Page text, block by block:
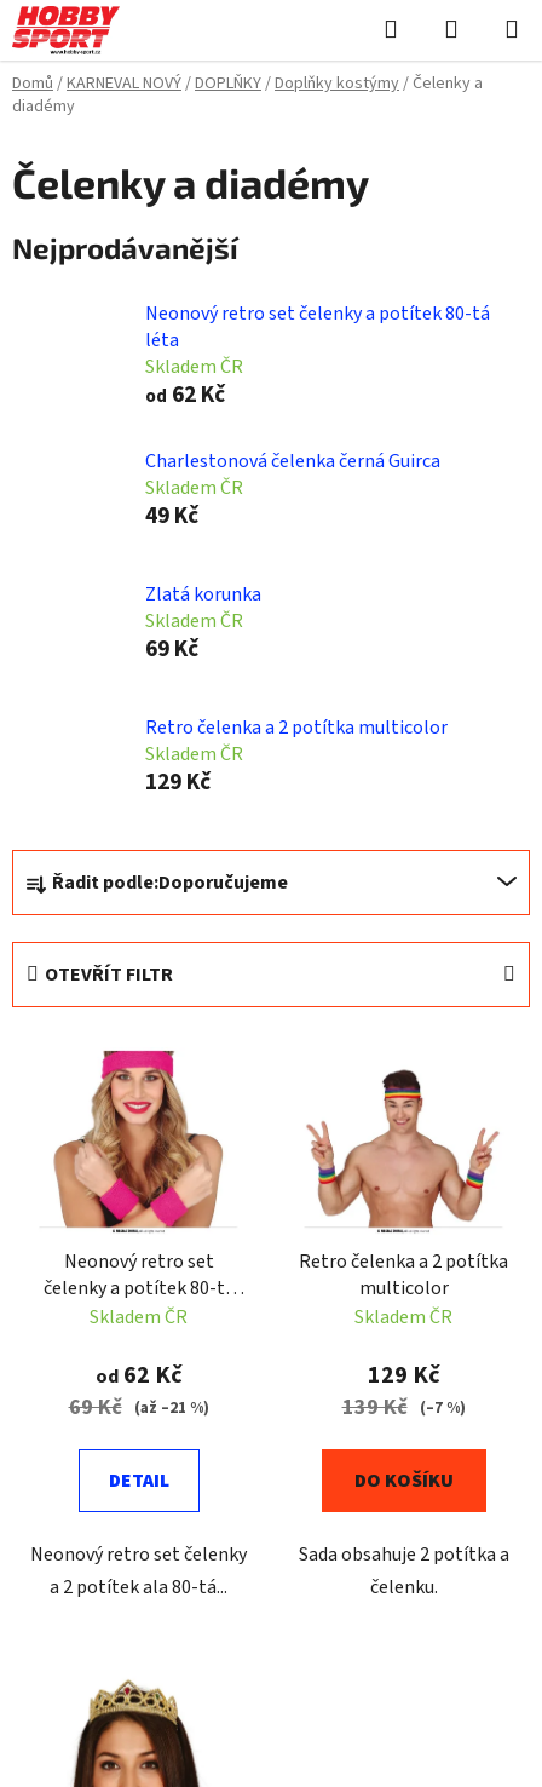
Přejít
na
obsah
Hledat
KOŠÍK
Domů/KARNEVAL NOVÝ/DOPLŇKY/Doplňky kostýmy/ Čelenky a
diadémy
Čelenky a diadémy
Nejprodávanější
Neonový retro set čelenky a potítek 80-tá
léta
Skladem ČR
od 62 Kč
Charlestonová čelenka černá Guirca
Skladem ČR
49 Kč
Zlatá korunka
Skladem ČR
69 Kč
Retro čelenka a 2 potítka multicolor
Skladem ČR
129 Kč
Ř
a
z
Řadit podle:Doporučujeme
OTEVŘÍT FILTR
Neonový retro set
čelenky a potítek 80-tá
léta
Skladem ČR
od62 Kč
69 Kč (až –21 %)
DETAIL
Neonový retro set čelenky
a 2 potítek ala 80-tá...
Retro čelenka a 2 potítka
multicolor
Skladem ČR
129 Kč
139 Kč (–7 %)
DO KOŠÍKU
Sada obsahuje 2 potítka a
čelenku.